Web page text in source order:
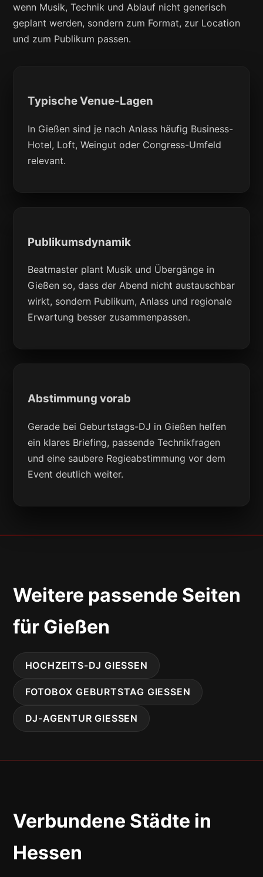
wenn Musik, Technik und Ablauf nicht generisch
geplant werden, sondern zum Format, zur Location
und zum Publikum passen.
Typische Venue-Lagen
In Gießen sind je nach Anlass häufig Business-
Hotel, Loft, Weingut oder Congress-Umfeld
relevant.
Publikumsdynamik
Beatmaster plant Musik und Übergänge in
Gießen so, dass der Abend nicht austauschbar
wirkt, sondern Publikum, Anlass und regionale
Erwartung besser zusammenpassen.
Abstimmung vorab
Gerade bei Geburtstags-DJ in Gießen helfen
ein klares Briefing, passende Technikfragen
und eine saubere Regieabstimmung vor dem
Event deutlich weiter.
Weitere passende Seiten
für Gießen
HOCHZEITS-DJ GIESSEN
FOTOBOX GEBURTSTAG GIESSEN
DJ-AGENTUR GIESSEN
Verbundene Städte in
Hessen